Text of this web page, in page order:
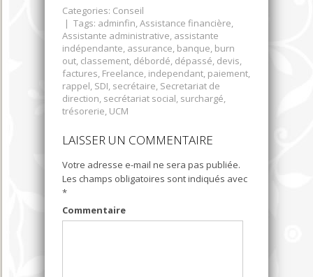
une
nouvelle
fenêtre)
Facebook(ouvre
dans
une
nouvelle
fenêtre)
une
nouvelle
fenêtre)
une
nouvelle
fenêtre)
Categories: Conseil
| Tags: adminfin,Assistance financière,
Assistante administrative, assistante
indépendante, assurance, banque, burn
out, classement, débordé, dépassé, devis,
factures, Freelance, independant, paiement,
rappel, SDI, secrétaire, Secretariat de
direction, secrétariat social, surchargé,
trésorerie, UCM
LAISSER UN COMMENTAIRE
Votre adresse e-mail ne sera pas publiée.
Les champs obligatoires sont indiqués avec
*
Commentaire